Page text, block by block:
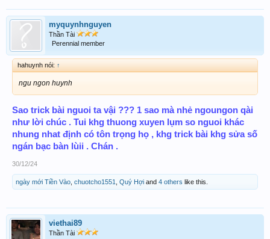
myquynhnguyen
Thần Tài
Perennial member
hahuynh nói: ↑
ngu ngon huynh
Sao trick bài nguoi ta vậi ??? 1 sao mà nhẻ ngoungon qài
như lời chúc . Tui khg thuong xuyen lụm so nguoi khác
nhung nhat định có tôn trọng họ , khg trick bài khg sửa số
ngán bạc bàn lùii . Chán .
30/12/24
ngày mới Tiền Vào chuotcho1551 Quý Hợi and 4 others like this.
viethai89
Thần Tài